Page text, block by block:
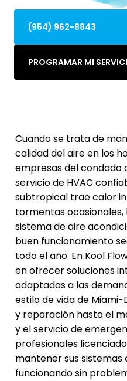
(954) 962-8843
PROGRAMAR MI
Cuando se trata de
calidad del aire en los
empresas del condado
servicio de HVAC
subtropical trae calor
tormentas ocasionales,
sistema de aire
buen funcionamiento
todo el año. En Kool
en ofrecer soluciones
adaptadas a las
estilo de vida de
y reparación hasta el
y el servicio de
profesionales
mantener sus sistemas
funcionando sin